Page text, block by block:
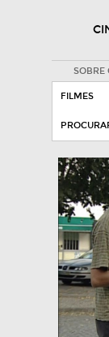
SOBRE
FILMES